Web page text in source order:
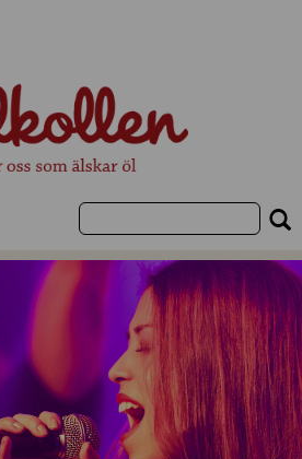
DRYCKESKUNSKAP
UTVALDA ÖL
UTVALDA CIDER